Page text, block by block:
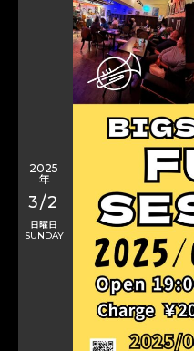
2025
年
3/2
日曜日
SUNDAY